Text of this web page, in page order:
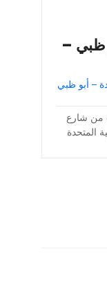
ظبي –
– أبو ظبي
من شارع
المتحدة